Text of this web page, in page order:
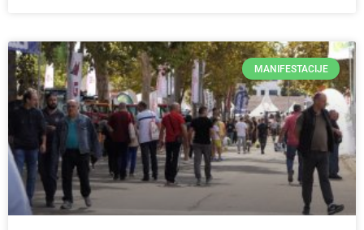
MANIFESTACIJE